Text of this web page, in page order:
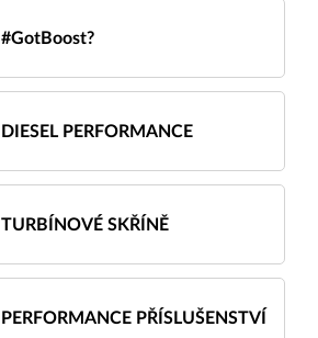
#GotBoost?
DIESEL PERFORMANCE
TURBÍNOVÉ SKŘÍNĚ
PERFORMANCE PŘÍSLUŠENSTVÍ